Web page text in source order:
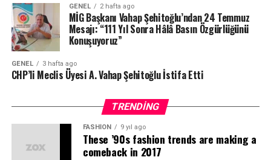
basketbol eğitimi almakla kalmayıp aynı zamanda
yüzme, golf, futbol, masa tenisi gibi farklı spor
branşlarıyla ilgili eğlenceli çalışmalara da katılma fırsatı
bulacak ve sporu hayatlarının bir parçası haline
getirebilecekler.
da devam edecek
Son teknoloji tesisleri ve onlarca branşa uygun
tasarlanmış çok amaçlı spor salonlarıyla Türkiye’nin en
GENEL 2 hafta ago
MİG Başkanı Vahap Şehitoğlu’ndan 24 Temmuz
Mesajı: “111 Yıl Sonra Hâlâ Basın Özgürlüğünü
Konuşuyoruz”
GENEL 3 hafta ago
CHP’li Meclis Üyesi A. Vahap Şehitoğlu İstifa Etti
TRENDING
FASHION 9 yıl ago
These ’90s fashion trends are making a
comeback in 2017